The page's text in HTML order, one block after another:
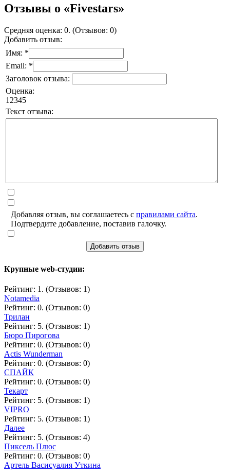
Отзывы о «Fivestars»
Средняя оценка: 0. (Отзывов: 0)
Добавить отзыв:
Имя: *
Email: *
Заголовок отзыва:
Оценка:
1 2345
Текст отзыва:
Добавляя отзыв, вы соглашаетесь с правилами сайта.
Подтвердите добавление, поставив галочку.
Добавить отзыв
Крупные web-студии:
Рейтинг: 1. (Отзывов: 1)
Notamedia
Рейтинг: 0. (Отзывов: 0)
Трилан
Рейтинг: 5. (Отзывов: 1)
Бюро Пирогова
Рейтинг: 0. (Отзывов: 0)
Actis Wunderman
Рейтинг: 0. (Отзывов: 0)
СПАЙК
Рейтинг: 0. (Отзывов: 0)
Текарт
Рейтинг: 5. (Отзывов: 1)
VIPRO
Рейтинг: 5. (Отзывов: 1)
Далее
Рейтинг: 5. (Отзывов: 4)
Пиксель Плюс
Рейтинг: 0. (Отзывов: 0)
Артель Васисуалия Уткина